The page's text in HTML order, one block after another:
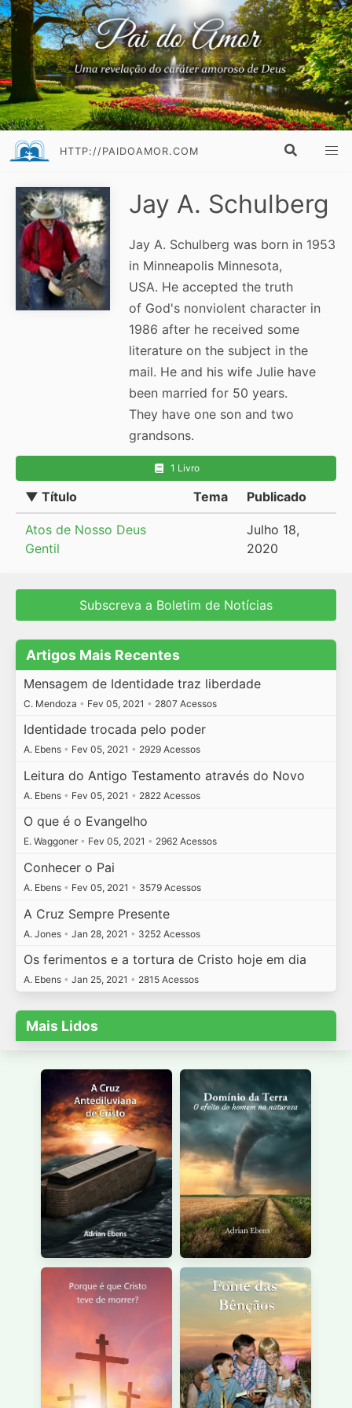
HTTP://PAIDOAMOR.COM
Jay A. Schulberg
Jay A. Schulberg was born in 1953
in Minneapolis Minnesota,
USA. He accepted the truth
of God's nonviolent character in
1986 after he received some
literature on the subject in the
mail. He and his wife Julie have
been married for 50 years.
They have one son and two
grandsons.
1 Livro
▼ Título Tema Publicado
Atos de Nosso Deus
Gentil
Julho 18,
2020
Subscreva a Boletim de Notícias
Artigos Mais Recentes
Mensagem de Identidade traz liberdade
C. Mendoza • Fev 05, 2021 • 2807 Acessos
Identidade trocada pelo poder
A. Ebens • Fev 05, 2021 • 2929 Acessos
Leitura do Antigo Testamento através do Novo
A. Ebens • Fev 05, 2021 • 2822 Acessos
O que é o Evangelho
E. Waggoner • Fev 05, 2021 • 2962 Acessos
Conhecer o Pai
A. Ebens • Fev 05, 2021 • 3579 Acessos
A Cruz Sempre Presente
A. Jones • Jan 28, 2021 • 3252 Acessos
Os ferimentos e a tortura de Cristo hoje em dia
A. Ebens • Jan 25, 2021 • 2815 Acessos
Mais Lidos